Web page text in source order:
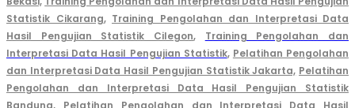
Statistik Cikarang, Training Pengolahan dan Interpretasi Data
Hasil Pengujian Statistik Cilegon, Training Pengolahan dan
Interpretasi Data Hasil Pengujian Statistik, Pelatihan Pengolahan
dan Interpretasi Data Hasil Pengujian Statistik Jakarta, Pelatihan
Pengolahan dan Interpretasi Data Hasil Pengujian Statistik
Bandung,
Pelatihan Pengolahan dan Interpretasi Data Hasil